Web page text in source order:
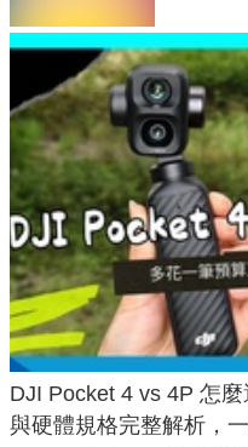
DJI Pocket 4 vs 4P 怎
與硬體規格完整解析，